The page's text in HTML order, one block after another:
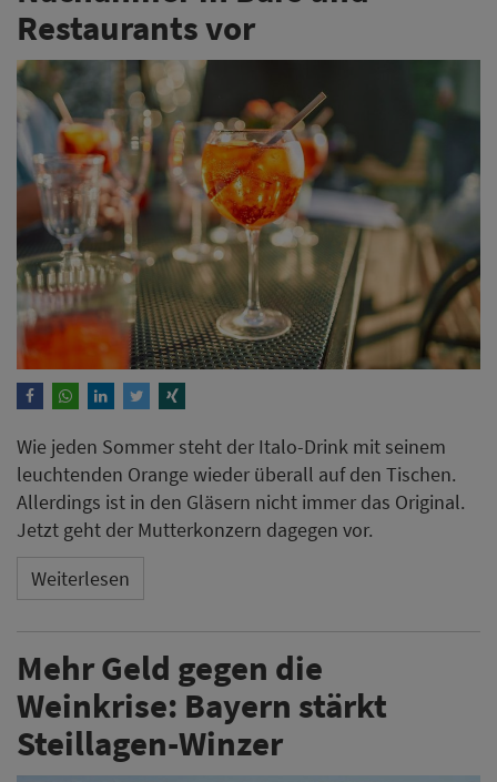
Restaurants vor
Wie jeden Sommer steht der Italo-Drink mit seinem
leuchtenden Orange wieder überall auf den Tischen.
Allerdings ist in den Gläsern nicht immer das Original.
Jetzt geht der Mutterkonzern dagegen vor.
Weiterlesen
Mehr Geld gegen die
Weinkrise: Bayern stärkt
Steillagen-Winzer